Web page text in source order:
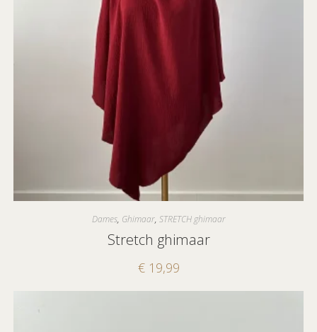
Dames, Ghimaar, STRETCH ghimaar
Stretch ghimaar
€19,99